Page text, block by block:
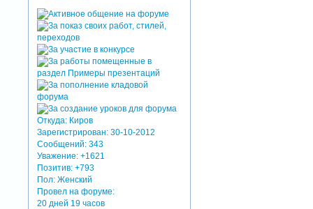
Откуда: Киров
Зарегистрирован: 30-10-2012
Сообщений: 343
Уважение: +1621
Позитив: +793
Пол: Женский
Провел на форуме:
20 дней 19 часов